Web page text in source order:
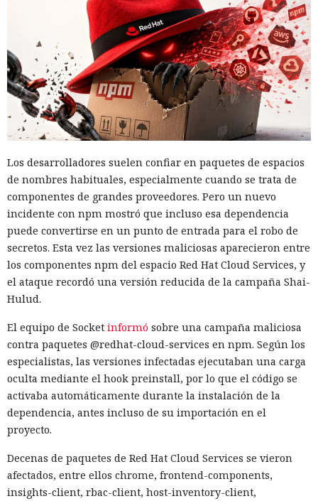
Los desarrolladores suelen confiar en paquetes de espacios
de nombres habituales, especialmente cuando se trata de
componentes de grandes proveedores. Pero un nuevo
incidente con npm mostró que incluso esa dependencia
puede convertirse en un punto de entrada para el robo de
secretos. Esta vez las versiones maliciosas aparecieron entre
los componentes npm del espacio Red Hat Cloud Services, y
el ataque recordó una versión reducida de la campaña Shai-
Hulud.
El equipo de Socket informó sobre una campaña maliciosa
contra paquetes @redhat-cloud-services en npm. Según los
especialistas, las versiones infectadas ejecutaban una carga
oculta mediante el hook preinstall, por lo que el código se
activaba automáticamente durante la instalación de la
dependencia, antes incluso de su importación en el
proyecto.
Decenas de paquetes de Red Hat Cloud Services se vieron
afectados, entre ellos chrome, frontend-components,
insights-client, rbac-client, host-inventory-client,